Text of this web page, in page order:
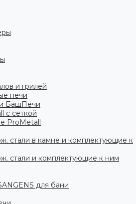
и грилей
печи
БашПечи
с сеткой
ProMetall
стали в камне и комплектующие к
стали и комплектующие к ним
для бани